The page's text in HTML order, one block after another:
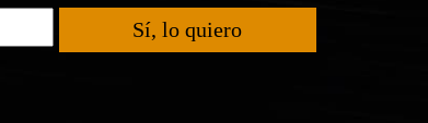
Sí, lo quiero